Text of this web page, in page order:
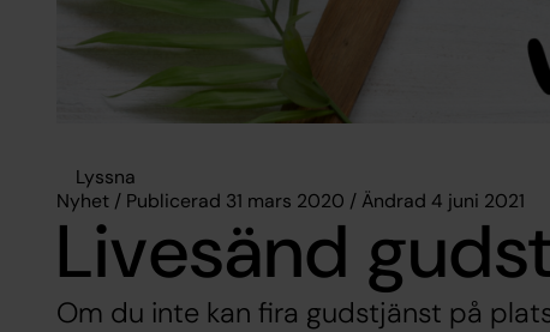
Lyssna
Nyhet / Publicerad 31 mars 2020 / Ändrad 4 juni 2021
Livesänd
Om du inte kan fira gudstjänst på